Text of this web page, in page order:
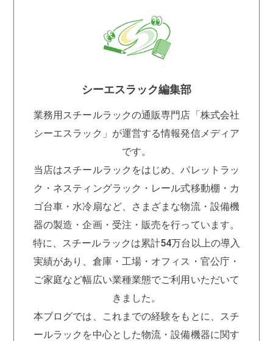
シーエスラック編集部
業務用スチールラックの通販専門店「株式会社
シーエスラック」が運営する情報発信メディア
です。
当店はスチールラックをはじめ、パレットラッ
ク・ネスティングラック・レール式移動棚・カ
ゴ台車・水冷扇など、さまざまな物流・設備機
器の製造・企画・受注・販売を行っています。
特に、スチールラックは累計54万台以上の導入
実績があり、倉庫・工場・オフィス・官公庁・
ご家庭など幅広い業種業態でご利用いただいて
きました。
本ブログでは、これまでの経験をもとに、スチ
ールラックを中心とした物流・設備機器に関す